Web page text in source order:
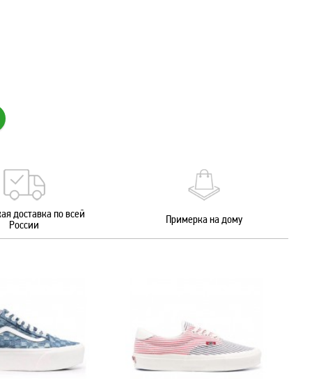
доставка по всей
России
Примерка на дому